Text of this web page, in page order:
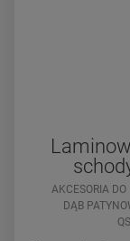
AKCESORIA
DĄB